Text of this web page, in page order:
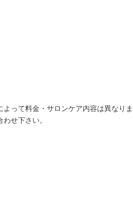
って料金・サロンケア内容は異なりま
せ下さい。